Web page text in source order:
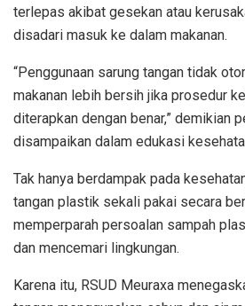
terlepas akibat gesekan atau
disadari masuk ke dalam makanan.
“Penggunaan sarung tangan tidak
makanan lebih bersih jika prosedur
diterapkan dengan benar,” demikian
disampaikan dalam edukasi
Tak hanya berdampak pada
tangan plastik sekali pakai secara
memperparah persoalan sampah
dan mencemari lingkungan.
Karena itu, RSUD Meuraxa